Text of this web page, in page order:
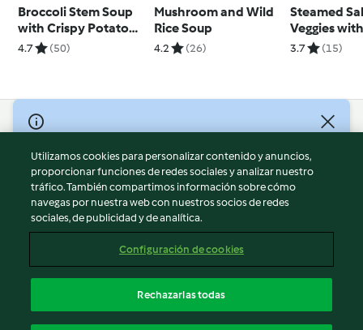
Broccoli Stem Soup
with Crispy Potato
Skins
4.7 (50)
Mushroom and Wild
Rice Soup
4.2 (26)
Steamed
Veggies
Rice
3.7 (15)
© Copyright 2026
Términos de uso
Política de privacidad
Aviso legal
Información legal
Reportar contenido
Declaración de accesibilidad
Utilizamos cookies para personalizar contenido y anuncios,
proporcionar funciones de redes sociales y analizar nuestro
tráfico. También compartimos información sobre cómo
navegas por nuestra web con nuestros socios de redes
sociales, de publicidad y de analítica.
Configuración de cookies
Rechazarlas todas